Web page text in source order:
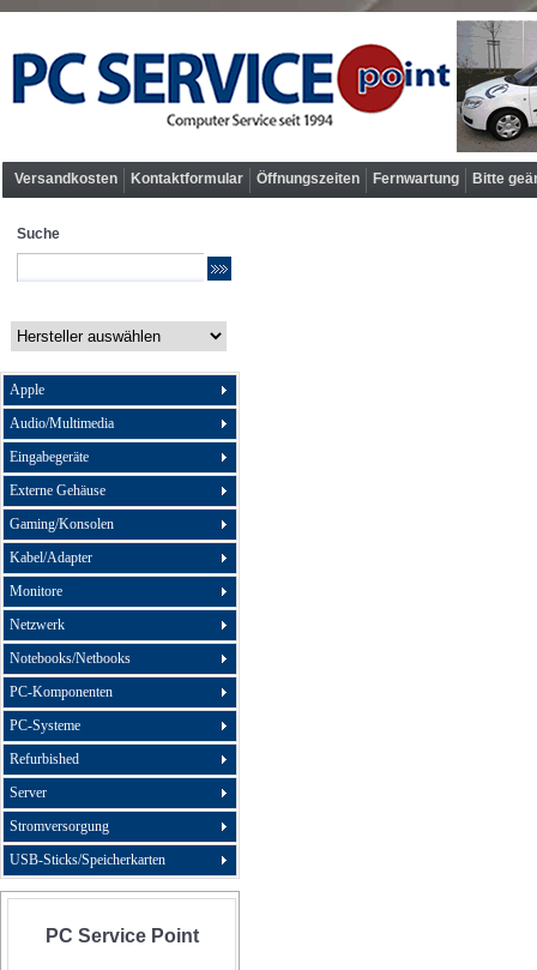
Versandkosten Kontaktformular Öffnungszeiten Fernwartung Bitte
Suche
Apple
Audio/Multimedia
Eingabegeräte
Externe Gehäuse
Gaming/Konsolen
Kabel/Adapter
Monitore
Netzwerk
Notebooks/Netbooks
PC-Komponenten
PC-Systeme
Refurbished
Server
Stromversorgung
USB-Sticks/Speicherkarten
PC Service Point